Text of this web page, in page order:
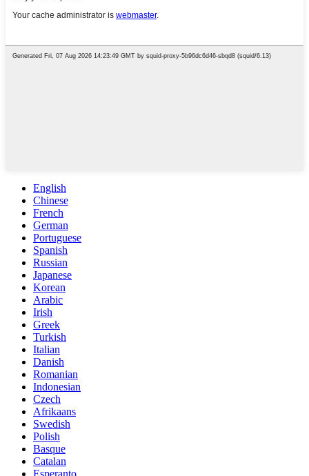
English
Chinese
French
German
Portuguese
Spanish
Russian
Japanese
Korean
Arabic
Irish
Greek
Turkish
Italian
Danish
Romanian
Indonesian
Czech
Afrikaans
Swedish
Polish
Basque
Catalan